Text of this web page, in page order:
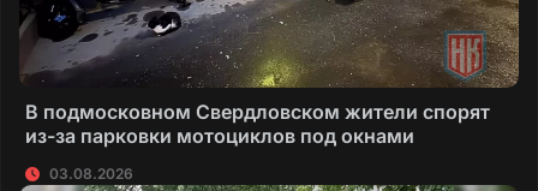
В подмосковном Свердловском жители спорят
из-за парковки мотоциклов под окнами
03.08.2026